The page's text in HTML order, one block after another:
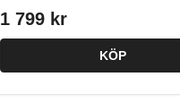
1 799 kr
KÖP